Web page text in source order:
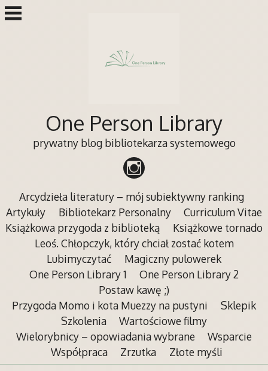
Przejdź
do
One Person Library
prywatny blog bibliotekarza systemowego
Arcydzieła literatury – mój subiektywny ranking
Artykuły
Bibliotekarz Personalny
Curriculum Vitae
Książkowa przygoda z biblioteką
Książkowe tornado
Leoś. Chłopczyk, który chciał zostać kotem
Lubimyczytać
Magiczny pulowerek
One Person Library 1
One Person Library 2
Postaw kawę ;)
Przygoda Momo i kota Muezzy na pustyni
Sklepik
Szkolenia
Wartościowe filmy
Wielorybnicy – opowiadania wybrane
Wsparcie
Współpraca
Zrzutka Złote myśli